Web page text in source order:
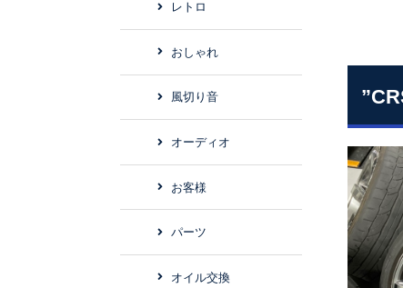
レトロ
おしゃれ
風切り音
オーディオ
お客様
パーツ
オイル交換